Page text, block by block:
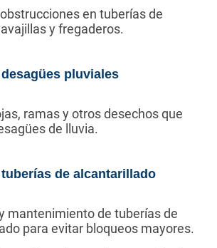
en tuberías de
y fregaderos.
pluviales
ramas y otros desechos que
de lluvia.
de alcantarillado
mantenimiento de tuberías de
para evitar bloqueos mayores.